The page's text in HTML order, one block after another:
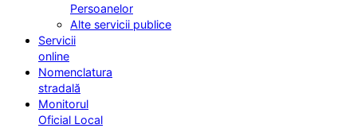
Persoanelor
Alte servicii publice
Servicii
online
Nomenclatura
stradală
Monitorul
Oficial Local